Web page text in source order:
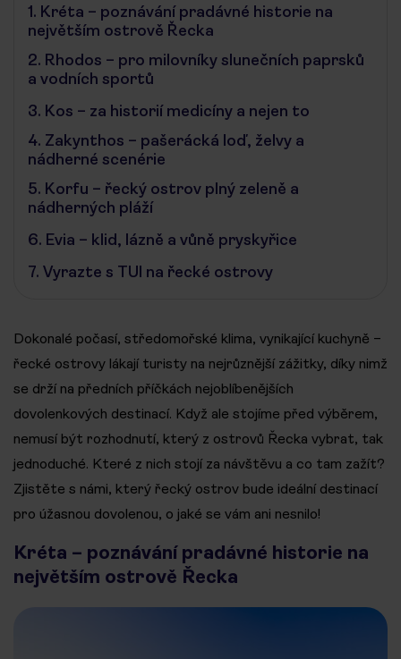
1. Kréta – poznávání pradávné historie na
největším ostrově Řecka
2. Rhodos – pro milovníky slunečních paprsků
a vodních sportů
3. Kos – za historií medicíny a nejen to
4. Zakynthos – pašerácká loď, želvy a
nádherné scenérie
5. Korfu – řecký ostrov plný zeleně a
nádherných pláží
6. Evia – klid, lázně a vůně pryskyřice
7. Vyrazte s TUI na řecké ostrovy
Dokonalé počasí, středomořské klima, vynikající kuchyně –
řecké ostrovy lákají turisty na nejrůznější zážitky, díky nimž
se drží na předních příčkách nejoblíbenějších
dovolenkových destinací. Když ale stojíme před výběrem,
nemusí být rozhodnutí, který z ostrovů Řecka vybrat, tak
jednoduché. Které z nich stojí za návštěvu a co tam zažít?
Zjistěte s námi, který řecký ostrov bude ideální destinací
pro úžasnou dovolenou, o jaké se vám ani nesnilo!
Kréta – poznávání pradávné historie na
největším ostrově Řecka